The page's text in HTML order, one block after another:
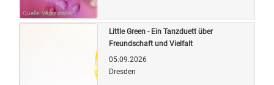
Quelle: Veranstalter
Little Green - Ein Tanzduett über
Freundschaft und Vielfalt
05.09.2026
Dresden